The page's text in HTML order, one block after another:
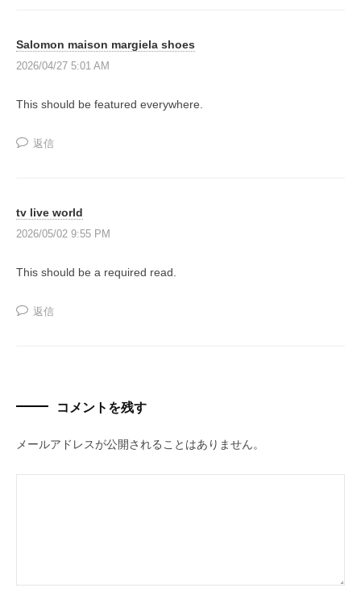
Salomon maison margiela shoes
2026/04/27 5:01 AM
This should be featured everywhere.
返信
tv live world
2026/05/02 9:55 PM
This should be a required read.
返信
コメントを残す
メールアドレスが公開されることはありません。